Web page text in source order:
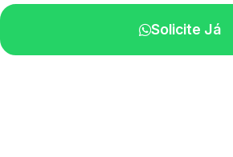
Solicite Já